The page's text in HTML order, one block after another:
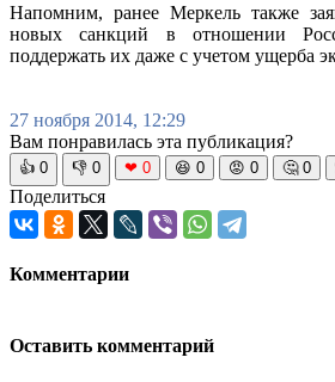
Напомним, ранее Меркель также
новых санкций в отношении
поддержать их даже с учетом ущерба
27 ноября 2014, 12:29
Вам понравилась эта публикация?
👍 0 👎 0 ❤ 0 😆 0 😡 0 🤔 0
Поделиться
Комментарии
Оставить комментарий